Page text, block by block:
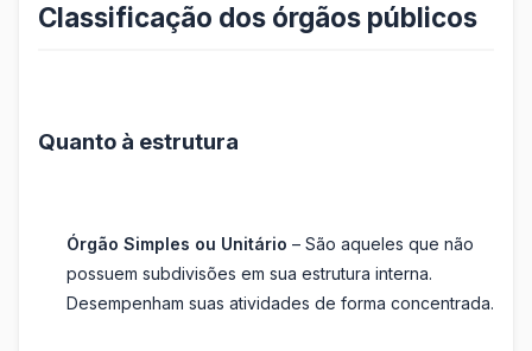
Classificação dos órgãos públicos
Quanto à estrutura
Órgão Simples ou Unitário – São aqueles que não
possuem subdivisões em sua estrutura interna.
Desempenham suas atividades de forma concentrada.